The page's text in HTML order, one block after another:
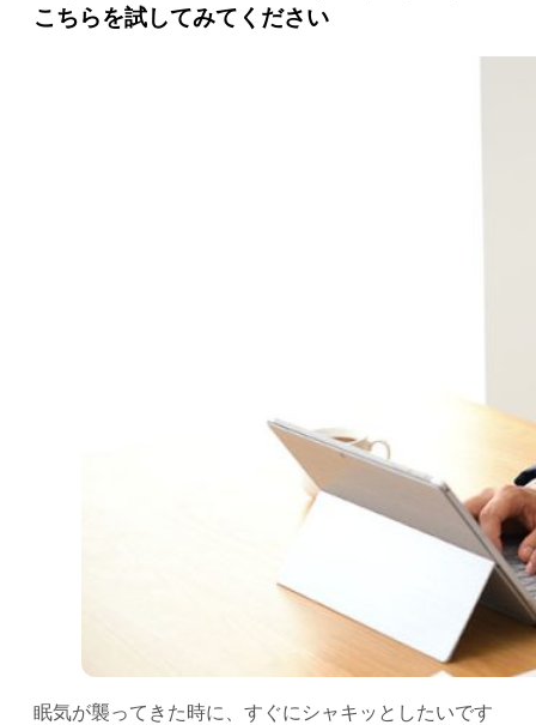
こちらを試してみてください
眠気が襲ってきた時に、すぐにシャキッとしたいです